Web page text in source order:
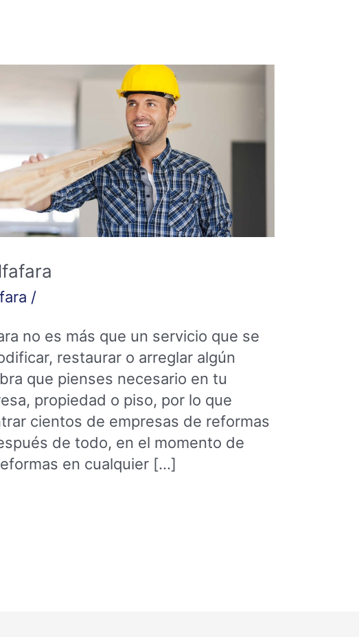
/
no es más que un servicio que se
restaurar o arreglar algún
que pienses necesario en tu
propiedad o piso, por lo que
cientos de empresas de reformas
de todo, en el momento de
en cualquier […]